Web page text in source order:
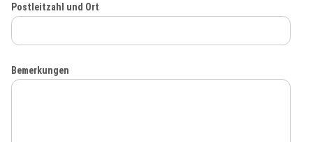
Postleitzahl und Ort
Bemerkungen